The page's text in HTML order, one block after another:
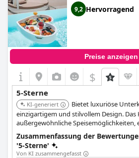
9,2 Hervorragend
Preise anzeigen
$
5-Sterne
KI-generiert
Bietet luxuriöse
einzigartigem und stilvollem Design.
außergewöhnliche Speisemöglichkeiten,
Dach und persönlichen Service. Seine
lebendiges und exklusives Erlebnis.
Zusammenfassung der
'5-Sterne'
Von KI zusammengefasst